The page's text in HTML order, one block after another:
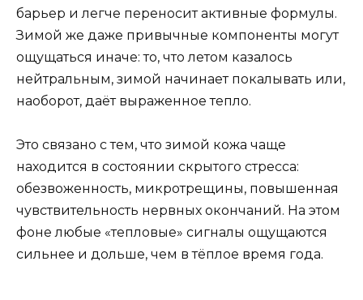
барьер и легче переносит активные формулы.
Зимой же даже привычные компоненты могут
ощущаться иначе: то, что летом казалось
нейтральным, зимой начинает покалывать или,
наоборот, даёт выраженное тепло.
Это связано с тем, что зимой кожа чаще
находится в состоянии скрытого стресса:
обезвоженность, микротрещины, повышенная
чувствительность нервных окончаний. На этом
фоне любые «тепловые» сигналы ощущаются
сильнее и дольше, чем в тёплое время года.